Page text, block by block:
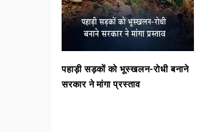
पहाड़ी सड़कों को भूस्खलन-रोधी बनाने
सरकार ने मांगा प्रस्ताव